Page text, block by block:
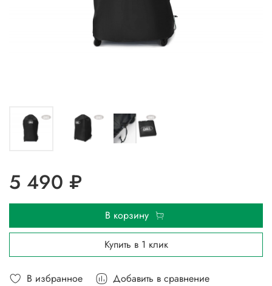
В избранное Добавить в сравнение
5 490 ₽
В корзину
Купить в 1 клик